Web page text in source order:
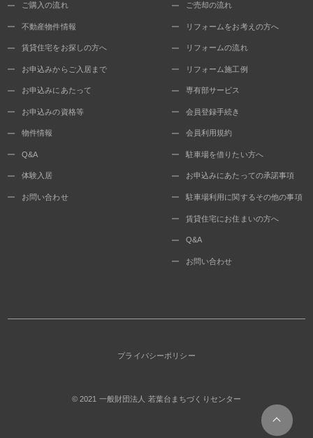
ご購入の流れ
不動産物件情報
賃貸住宅をお探しの方へ
お申込みからご入居まで
お申込みにあたって
お申込みの資格等
物件情報
Q&A
体験入居
お問い合わせ
ご売却の流れ
リフォームをお考えの方へ
リフォームの流れ
リフォーム施工例
専有部サービス
会員登録手続き
会員利用規約
駐車場を借りたい方へ
お申込みにあたっての承諾事項
駐車場利用に関するその他の事項
賃貸住宅にお住まいの方へ
Q&A
お問い合わせ
プライバシーポリシー
© 2021 一般財団法人 若葉台まちづくりセンター